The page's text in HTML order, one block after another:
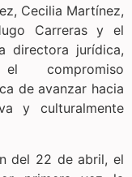
Cecilia Martínez,
Carreras y el
directora jurídica,
compromiso
de avanzar hacia
y culturalmente
del 22 de abril, el